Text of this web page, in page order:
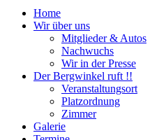
Home
Wir über uns
Mitglieder & Autos
Nachwuchs
Wir in der Presse
Der Bergwinkel ruft !!
Veranstaltungsort
Platzordnung
Zimmer
Galerie